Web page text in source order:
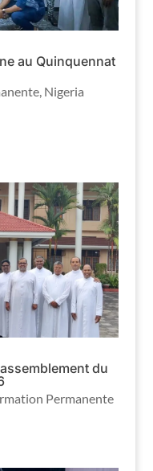
au Quinquennat
, Nigeria
du
Permanente